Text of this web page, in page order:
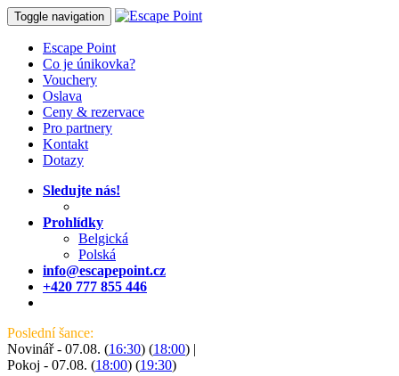
Toggle navigation
Escape Point
Co je únikovka?
Vouchery
Oslava
Ceny & rezervace
Pro partnery
Kontakt
Dotazy
Sledujte nás!
Prohlídky
Belgická
Polská
info@escapepoint.cz
+420 777 855 446
Poslední šance:
Novinář - 07.08. (16:30) (18:00) |
Pokoj - 07.08. (18:00) (19:30)